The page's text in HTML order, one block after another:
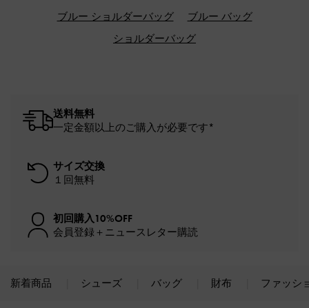
ブルー ショルダーバッグ
ブルー バッグ
ショルダーバッグ
送料無料
一定金額以上のご購入が必要です*
サイズ交換
１回無料
初回購入10%OFF
会員登録＋ニュースレター購読
新着商品 シューズ バッグ 財布 ファッシ